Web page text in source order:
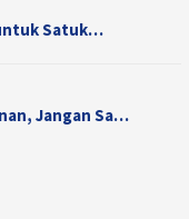
Satuk…
Jangan Sa…